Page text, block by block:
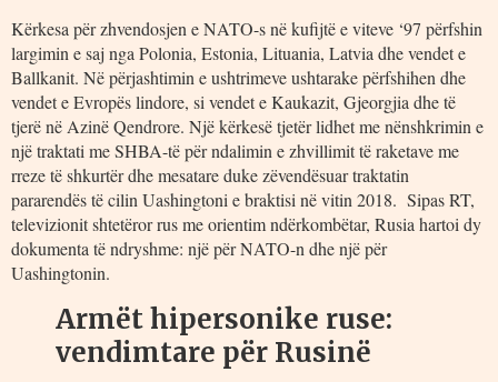
Kërkesa për zhvendosjen e NATO-s në kufijtë e viteve ‘97 përfshin
largimin e saj nga Polonia, Estonia, Lituania, Latvia dhe vendet e
Ballkanit. Në përjashtimin e ushtrimeve ushtarake përfshihen dhe
vendet e Evropës lindore, si vendet e Kaukazit, Gjeorgjia dhe të
tjerë në Azinë Qendrore. Një kërkesë tjetër lidhet me nënshkrimin e
një traktati me SHBA-të për ndalimin e zhvillimit të raketave me
rreze të shkurtër dhe mesatare duke zëvendësuar traktatin
pararendës të cilin Uashingtoni e braktisi në vitin 2018. Sipas RT,
televizionit shtetëror rus me orientim ndërkombëtar, Rusia hartoi dy
dokumenta të ndryshme: një për NATO-n dhe një për
Uashingtonin.
Armët hipersonike ruse:
vendimtare për Rusinë